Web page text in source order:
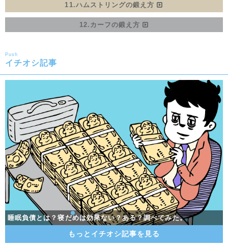
11.ハムストリングの鍛え方
12.カーフの鍛え方
Push
イチオシ記事
「トレラン」って何？トレイルランの魅力を大追跡！
睡眠負債とは？寝だめは効果ない？ある？調べてみた。
同じ摂取カロリーで太る人とスリムな人がいる現実…その理由と
希少種！停滞期に試すべきプレス系大胸筋トレーニング5種目
筋肉痛発生のメカニズムを解説！筋肉痛緩和ケア
リバウンド防止の鍵！体の飢餓状態を防ぐ！
糖質オフ・糖質制限ダイエットの基礎知識アレコレ
スーツがビシッと似合う筋肉の作り方
プロテインって何？種類や効果をわかりやすく解説！
男のダイエット入門！確実に痩せる最短距離にして王道の方法
「トレラン」って何？トレイルランの魅力を大追跡！
睡眠負債とは？寝だめは効果ない？ある？調べてみた。
もっとイチオシ記事を見る